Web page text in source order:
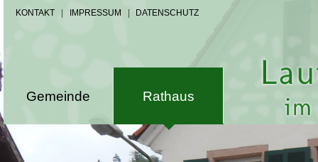
KONTAKT IMPRESSUM DATENSCHUTZ
Gemeinde Rathaus